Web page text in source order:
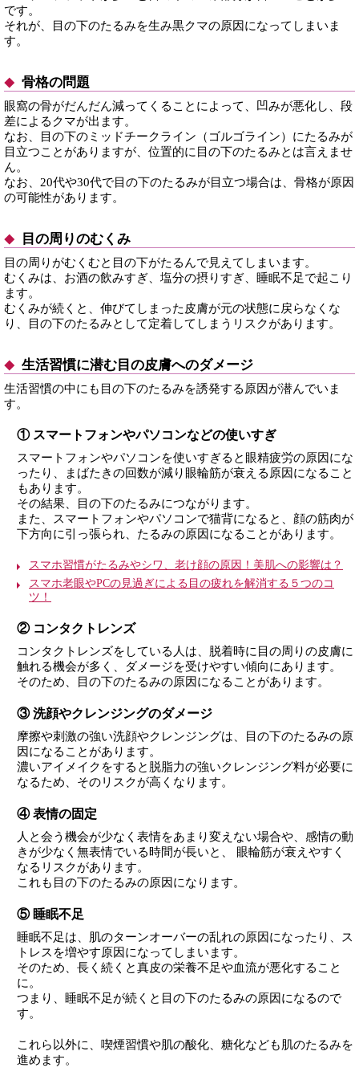
です。
それが、目の下のたるみを生み黒クマの原因になってしまいま
す。
骨格の問題
眼窩の骨がだんだん減ってくることによって、凹みが悪化し、段
差によるクマが出ます。
なお、目の下のミッドチークライン（ゴルゴライン）にたるみが
目立つことがありますが、位置的に目の下のたるみとは言えませ
ん。
なお、20代や30代で目の下のたるみが目立つ場合は、骨格が原因
の可能性があります。
目の周りのむくみ
目の周りがむくむと目の下がたるんで見えてしまいます。
むくみは、お酒の飲みすぎ、塩分の摂りすぎ、睡眠不足で起こり
ます。
むくみが続くと、伸びてしまった皮膚が元の状態に戻らなくな
り、目の下のたるみとして定着してしまうリスクがあります。
生活習慣に潜む目の皮膚へのダメージ
生活習慣の中にも目の下のたるみを誘発する原因が潜んでいま
す。
① スマートフォンやパソコンなどの使いすぎ
スマートフォンやパソコンを使いすぎると眼精疲労の原因にな
ったり、まばたきの回数が減り眼輪筋が衰える原因になること
もあります。
その結果、目の下のたるみにつながります。
また、スマートフォンやパソコンで猫背になると、顔の筋肉が
下方向に引っ張られ、たるみの原因になることがあります。
スマホ習慣がたるみやシワ、老け顔の原因！美肌への影響は？
スマホ老眼やPCの見過ぎによる目の疲れを解消する５つのコ
ツ！
② コンタクトレンズ
コンタクトレンズをしている人は、脱着時に目の周りの皮膚に
触れる機会が多く、ダメージを受けやすい傾向にあります。
そのため、目の下のたるみの原因になることがあります。
③ 洗顔やクレンジングのダメージ
摩擦や刺激の強い洗顔やクレンジングは、目の下のたるみの原
因になることがあります。
濃いアイメイクをすると脱脂力の強いクレンジング料が必要に
なるため、そのリスクが高くなります。
④ 表情の固定
人と会う機会が少なく表情をあまり変えない場合や、感情の動
きが少なく無表情でいる時間が長いと、 眼輪筋が衰えやすく
なるリスクがあります。
これも目の下のたるみの原因になります。
⑤ 睡眠不足
睡眠不足は、肌のターンオーバーの乱れの原因になったり、ス
トレスを増やす原因になってしまいます。
そのため、長く続くと真皮の栄養不足や血流が悪化すること
に。
つまり、睡眠不足が続くと目の下のたるみの原因になるので
す。
これら以外に、喫煙習慣や肌の酸化、糖化なども肌のたるみを
進めます。